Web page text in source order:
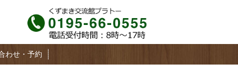
わせ・予約